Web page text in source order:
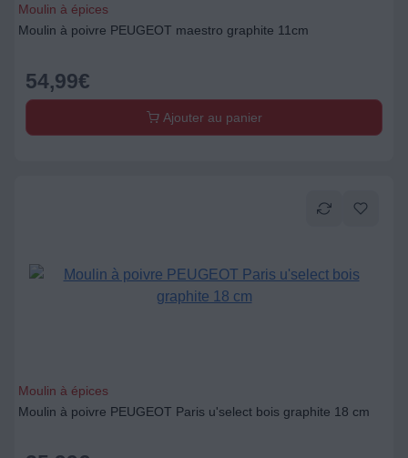
Moulin à épices
Moulin à poivre PEUGEOT maestro graphite 11cm
54,99€
Ajouter au panier
Moulin à épices
Moulin à poivre PEUGEOT Paris u'select bois graphite 18 cm